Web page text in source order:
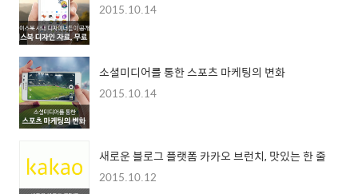
2015.10.14
소셜미디어를 통한 스포츠 마케팅의 변화
2015.10.14
새로운 블로그 플랫폼 카카오 브런치, 맛있는 한 줄
2015.10.12